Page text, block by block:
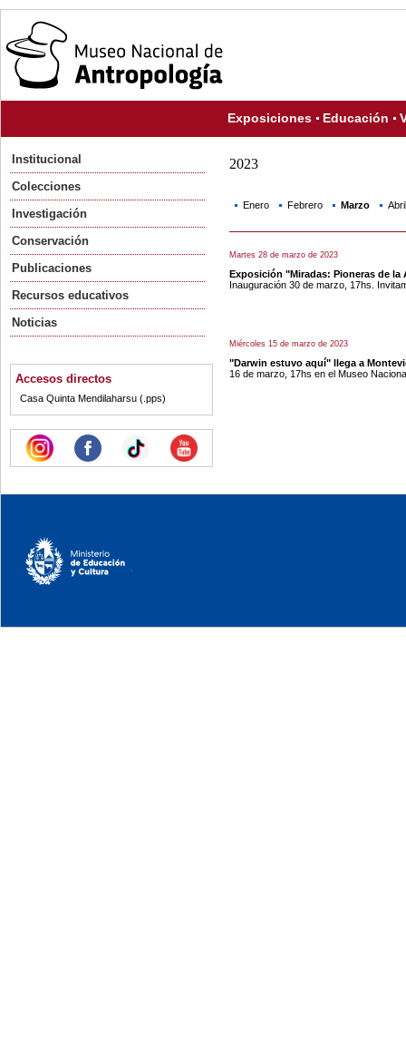
Exposiciones Educación
Institucional
Colecciones
Investigación
Conservación
Publicaciones
Recursos educativos
Noticias
Accesos directos
Casa Quinta Mendilaharsu (.pps)
2023
Enero Febrero Marzo Abril
Martes 28 de marzo de 2023
Exposición "Miradas: Pioneras de
Inauguración 30 de marzo, 17hs.
Miércoles 15 de marzo de 2023
"Darwin estuvo aquí" llega a
16 de marzo, 17hs en el Museo